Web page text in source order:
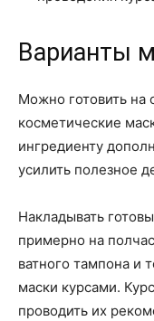
Варианты
Можно готовить на
косметические
ингредиенту
усилить полезное
Накладывать
примерно на
ватного тампона и
маски курсами.
проводить их